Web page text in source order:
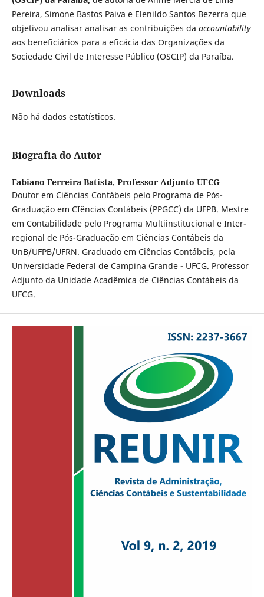
Pereira, Simone Bastos Paiva e Elenildo Santos Bezerra que
objetivou analisar analisar as contribuições da accountability
aos beneficiários para a eficácia das Organizações da
Sociedade Civil de Interesse Público (OSCIP) da Paraíba.
Downloads
Não há dados estatísticos.
Biografia do Autor
Fabiano Ferreira Batista, Professor Adjunto UFCG
Doutor em Ciências Contábeis pelo Programa de Pós-
Graduação em CIências Contábeis (PPGCC) da UFPB. Mestre
em Contabilidade pelo Programa Multiinstitucional e Inter-
regional de Pós-Graduação em Ciências Contábeis da
UnB/UFPB/UFRN. Graduado em Ciências Contábeis, pela
Universidade Federal de Campina Grande - UFCG. Professor
Adjunto da Unidade Acadêmica de Ciências Contábeis da
UFCG.